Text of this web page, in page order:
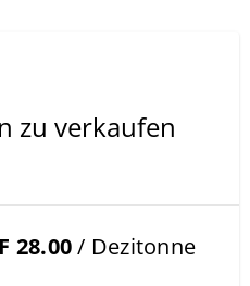
zu verkaufen
28.00/ Dezitonne